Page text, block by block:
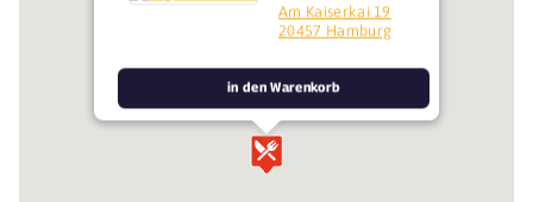
Am Kaiserkai 19
20457 Hamburg
in den Warenkorb